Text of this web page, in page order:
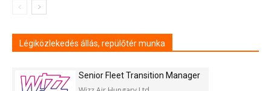
Légiközlekedés állás, repülőtér munka
Senior Fleet Transition Manager